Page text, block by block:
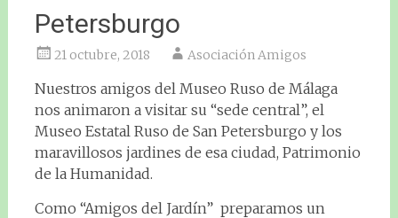
Petersburgo
21 octubre, 2018 Asociación Amigos
Nuestros amigos del Museo Ruso de Málaga
nos animaron a visitar su “sede central”, el
Museo Estatal Ruso de San Petersburgo y los
maravillosos jardines de esa ciudad, Patrimonio
de la Humanidad.
Como “Amigos del Jardín” preparamos un